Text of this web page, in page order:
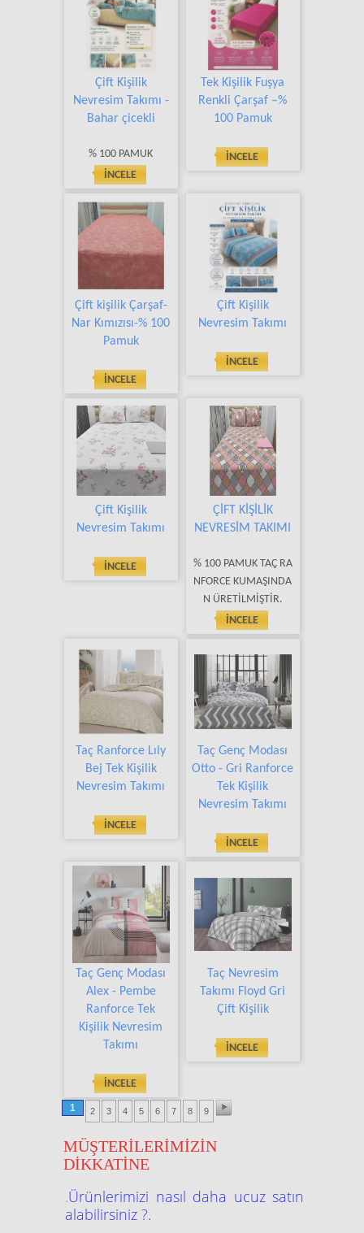
Çift Kişilik
Nevresim Takımı -
Bahar çicekli
% 100 PAMUK
İNCELE
Tek Kişilik Fuşya
Renkli Çarşaf –%
100 Pamuk
İNCELE
Çift kişilik Çarşaf-
Nar Kımızısı-% 100
Pamuk
İNCELE
Çift Kişilik
Nevresim Takımı
İNCELE
Çift Kişilik
Nevresim Takımı
İNCELE
ÇİFT KİŞİLİK
NEVRESİM TAKIMI
% 100 PAMUK TAÇ RA
NFORCE KUMAŞINDA
N ÜRETİLMİŞTİR.
İNCELE
Taç Ranforce Lıly
Bej Tek Kişilik
Nevresim Takımı
İNCELE
Taç Genç Modası
Otto - Gri Ranforce
Tek Kişilik
Nevresim Takımı
İNCELE
Taç Genç Modası
Alex - Pembe
Ranforce Tek
Kişilik Nevresim
Takımı
İNCELE
Taç Nevresim
Takımı Floyd Gri
Çift Kişilik
İNCELE
1 2 3 4 5 6 7 8 9
MÜŞTERİLERİMİZİN
DİKKATİNE
.Ürünlerimizi nasıl daha ucuz satın
alabilirsiniz ?.
TEL & WHATS UP: 05325612328
MAİL: info@elifnazliperde.com.tr